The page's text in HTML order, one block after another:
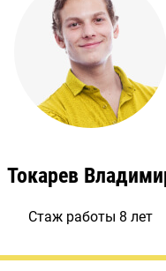
Токарев
Стаж работы 8 лет